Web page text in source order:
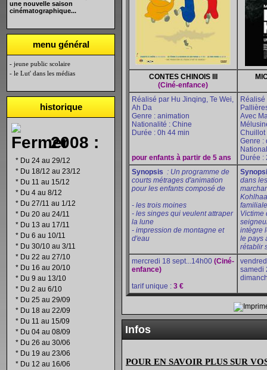
une nouvelle saison
cinématographique...
menu général
- jeune public scolaire
- le Lut' dans les médias
historique
2008 :
* Du 24 au 29/12
* Du 18/12 au 23/12
* Du 11 au 15/12
* Du 4 au 8/12
* Du 27/11 au 1/12
* Du 20 au 24/11
* Du 13 au 17/11
* Du 6 au 10/11
* Du 30/10 au 3/11
* Du 22 au 27/10
* Du 16 au 20/10
* Du 9 au 13/10
* Du 2 au 6/10
* Du 25 au 29/09
* Du 18 au 22/09
* Du 11 au 15/09
* Du 04 au 08/09
* Du 26 au 30/06
* Du 19 au 23/06
* Du 12 au 16/06
CONTES CHINOIS III
(Ciné-enfance)
Réalisé par Hu Jinqing, Te Wei,
Ah Da
Genre : animation
Nationalité : Chine
Durée : 0h 44 min
pour enfants à partir de 5 ans
Avec
Chuillot
Genre :
Durée :
Synopsis : Un programme de
courts métrages d'animation
pour les enfants composé de
- les trois moines
- les singes qui veulent attraper
la lune
- impression de montagne et
d'eau
dans
Victime
intègre
le pays
rétablir
mercredi 18 sept...14h00 (Ciné-
enfance)
tarif unique : 3 €
samedi
Infos
POUR EN SAVOIR PLUS SUR